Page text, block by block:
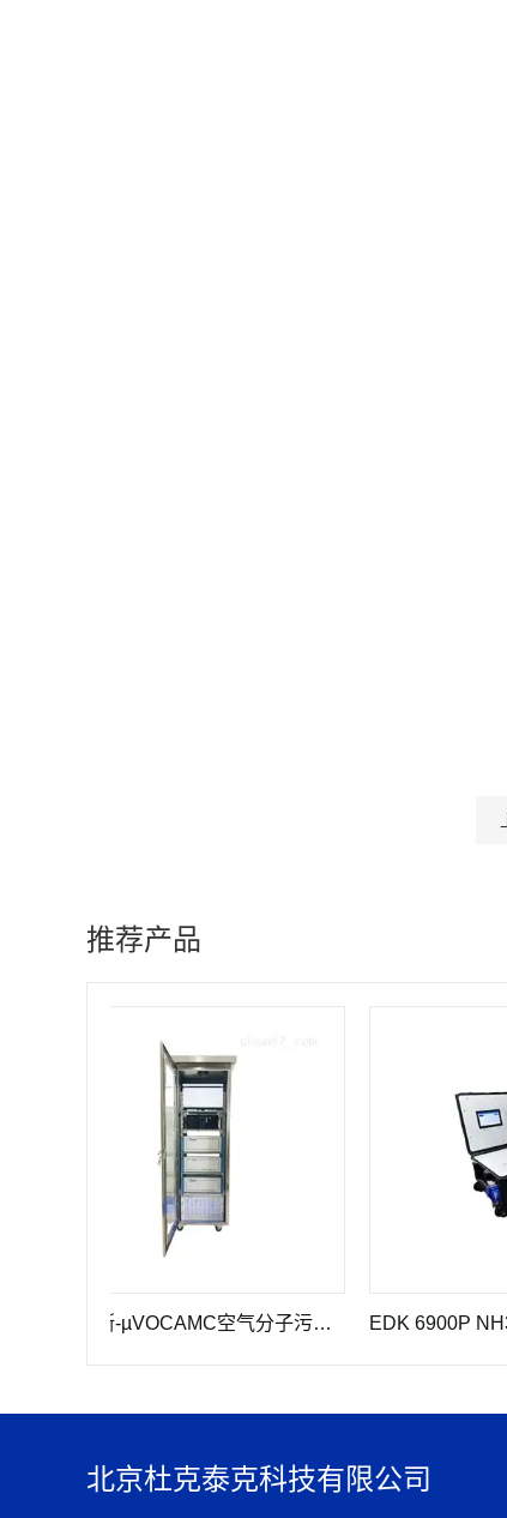
推荐产品
阿瑞斯-µVOCAMC空气分子污染物ppb级VOC监测系统
北京杜克泰克科技有限公司